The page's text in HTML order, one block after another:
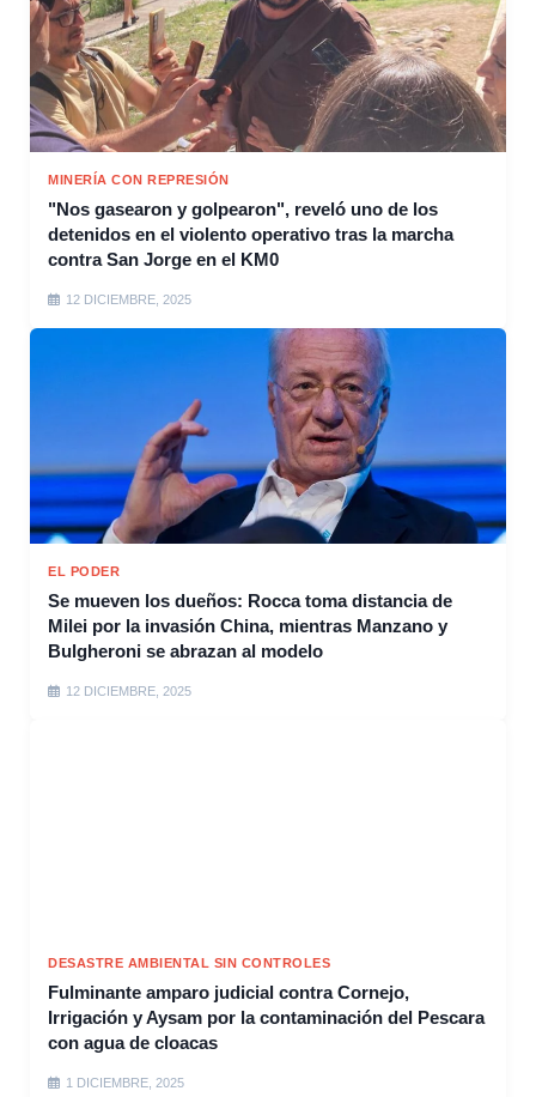
MINERÍA CON REPRESIÓN
"Nos gasearon y golpearon", reveló uno de los
detenidos en el violento operativo tras la marcha
contra San Jorge en el KM0
12 DICIEMBRE, 2025
EL PODER
Se mueven los dueños: Rocca toma distancia de
Milei por la invasión China, mientras Manzano y
Bulgheroni se abrazan al modelo
12 DICIEMBRE, 2025
DESASTRE AMBIENTAL SIN CONTROLES
Fulminante amparo judicial contra Cornejo,
Irrigación y Aysam por la contaminación del Pescara
con agua de cloacas
1 DICIEMBRE, 2025